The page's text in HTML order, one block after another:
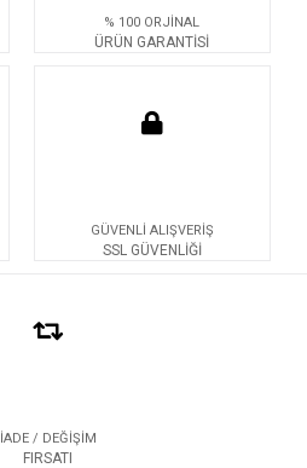
% 100 ORJİNAL
ÜRÜN GARANTİSİ
GÜVENLİ ALIŞVERİŞ
SSL GÜVENLİĞİ
İADE / DEĞİŞİM
FIRSATI